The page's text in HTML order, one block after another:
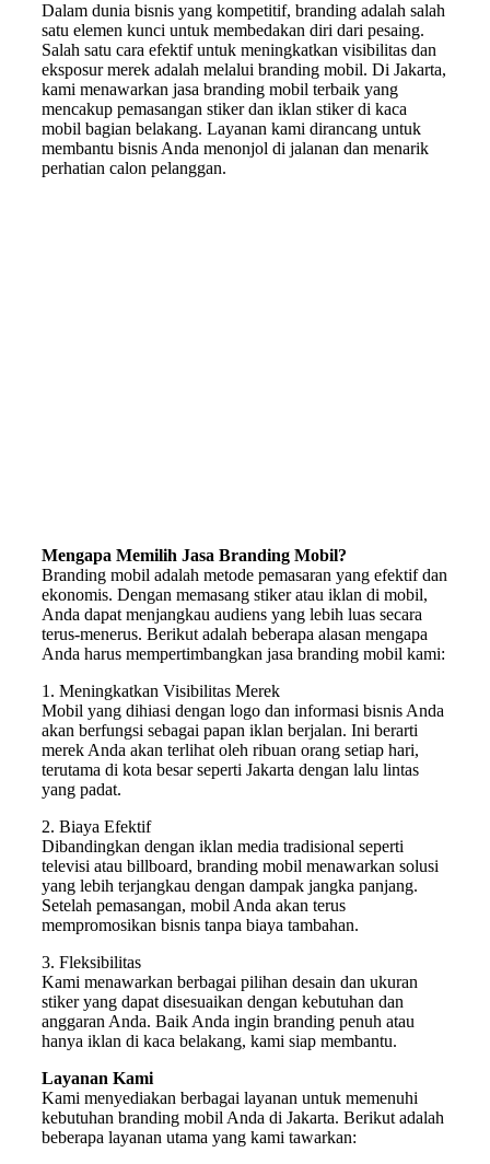
Dalam dunia bisnis yang kompetitif, branding adalah salah
satu elemen kunci untuk membedakan diri dari pesaing.
Salah satu cara efektif untuk meningkatkan visibilitas dan
eksposur merek adalah melalui branding mobil. Di Jakarta,
kami menawarkan jasa branding mobil terbaik yang
mencakup pemasangan stiker dan iklan stiker di kaca
mobil bagian belakang. Layanan kami dirancang untuk
membantu bisnis Anda menonjol di jalanan dan menarik
perhatian calon pelanggan.
Mengapa Memilih Jasa Branding Mobil?
Branding mobil adalah metode pemasaran yang efektif dan
ekonomis. Dengan memasang stiker atau iklan di mobil,
Anda dapat menjangkau audiens yang lebih luas secara
terus-menerus. Berikut adalah beberapa alasan mengapa
Anda harus mempertimbangkan jasa branding mobil kami:
1. Meningkatkan Visibilitas Merek
Mobil yang dihiasi dengan logo dan informasi bisnis Anda
akan berfungsi sebagai papan iklan berjalan. Ini berarti
merek Anda akan terlihat oleh ribuan orang setiap hari,
terutama di kota besar seperti Jakarta dengan lalu lintas
yang padat.
2. Biaya Efektif
Dibandingkan dengan iklan media tradisional seperti
televisi atau billboard, branding mobil menawarkan solusi
yang lebih terjangkau dengan dampak jangka panjang.
Setelah pemasangan, mobil Anda akan terus
mempromosikan bisnis tanpa biaya tambahan.
3. Fleksibilitas
Kami menawarkan berbagai pilihan desain dan ukuran
stiker yang dapat disesuaikan dengan kebutuhan dan
anggaran Anda. Baik Anda ingin branding penuh atau
hanya iklan di kaca belakang, kami siap membantu.
Layanan Kami
Kami menyediakan berbagai layanan untuk memenuhi
kebutuhan branding mobil Anda di Jakarta. Berikut adalah
beberapa layanan utama yang kami tawarkan: